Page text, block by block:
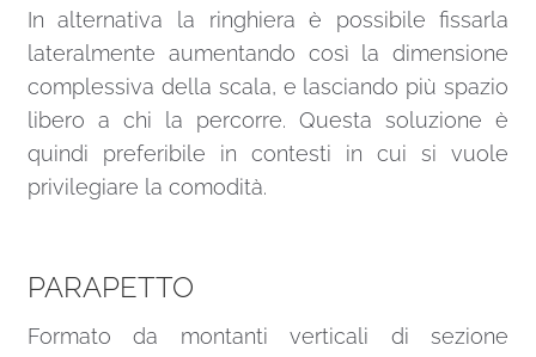
In alternativa la ringhiera è possibile fissarla
lateralmente aumentando così la dimensione
complessiva della scala, e lasciando più spazio
libero a chi la percorre. Questa soluzione è
quindi preferibile in contesti in cui si vuole
privilegiare la comodità.
PARAPETTO
Formato da montanti verticali di sezione